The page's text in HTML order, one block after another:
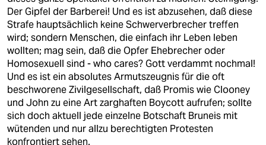
Der Gipfel der Barberei! Und es ist abzusehen, daß diese
Strafe hauptsächlich keine Schwerverbrecher treffen
wird; sondern Menschen, die einfach ihr Leben leben
wollten; mag sein, daß die Opfer Ehebrecher oder
Homosexuell sind - who cares? Gott verdammt nochmal!
Und es ist ein absolutes Armutszeugnis für die oft
beschworene Zivilgesellschaft, daß Promis wie Clooney
und John zu eine Art zarghaften Boycott aufrufen; sollte
sich doch aktuell jede einzelne Botschaft Bruneis mit
wütenden und nur allzu berechtigten Protesten
konfrontiert sehen.